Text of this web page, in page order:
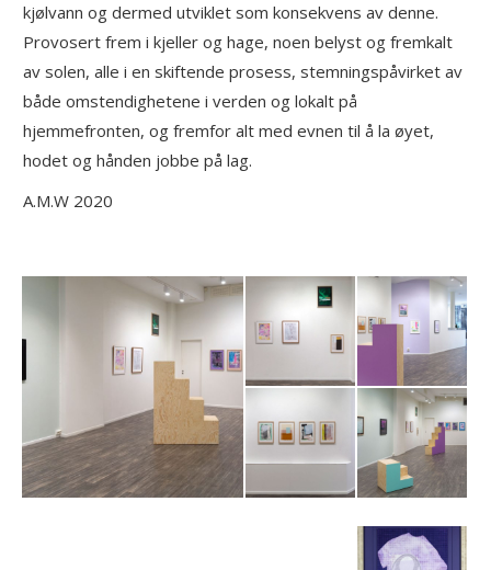
kjølvann og dermed utviklet som konsekvens av denne.
Provosert frem i kjeller og hage, noen belyst og fremkalt
av solen, alle i en skiftende prosess, stemningspåvirket av
både omstendighetene i verden og lokalt på
hjemmefronten, og fremfor alt med evnen til å la øyet,
hodet og hånden jobbe på lag.
A.M.W 2020